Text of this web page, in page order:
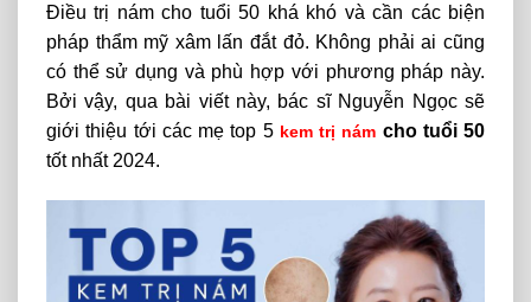
Điều trị nám cho tuổi 50 khá khó và cần các biện
pháp thẩm mỹ xâm lấn đắt đỏ. Không phải ai cũng
có thể sử dụng và phù hợp với phương pháp này.
Bởi vậy, qua bài viết này, bác sĩ Nguyễn Ngọc sẽ
giới thiệu tới các mẹ top 5kem trị nám cho tuổi 50
tốt nhất 2024.